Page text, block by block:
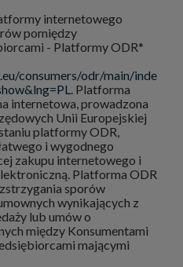
internetowego
pomiędzy
- Platformy ODR*
consumers/odr/main/inde
. Platforma
internetowa, prowadzona
Unii Europejskiej
platformy ODR,
i wygodnego
zakupu internetowego i
Platforma ODR
sporów
wynikających z
lub umów o
między Konsumentami
mającymi